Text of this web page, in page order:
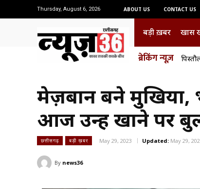
Thursday, August 6, 2026 ABOUT US CONTACT US
बड़ी ख़बर खास
ब्रेकिंग न्यूज़
मेज़बान बने मुखिया,
आज उन्हें खाने पर
छत्तीसगढ़ बड़ी ख़बर May 29, 2023 Updated: May 29,
By news36